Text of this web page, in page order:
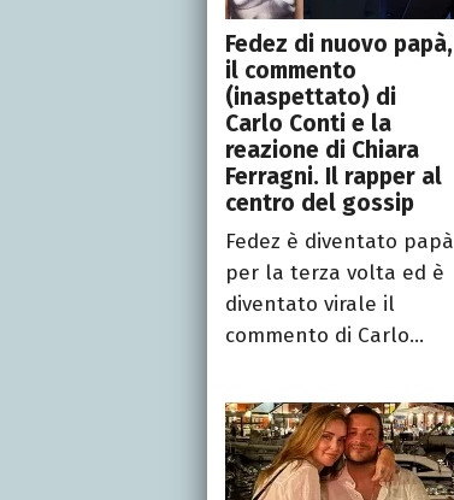
Fedez di nuovo papà,
il commento
(inaspettato) di
Carlo Conti e la
reazione di Chiara
Ferragni. Il rapper al
centro del gossip
Fedez è diventato papà
per la terza volta ed è
diventato virale il
commento di Carlo...